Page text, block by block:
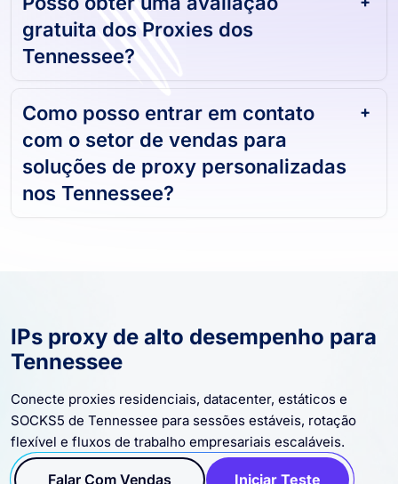
gratuita dos Proxies dos
Tennessee?
Como posso entrar em contato
com o setor de vendas para
soluções de proxy personalizadas
nos Tennessee?
IPs proxy de alto desempenho para
Tennessee
Conecte proxies residenciais, datacenter, estáticos e
SOCKS5 de Tennessee para sessões estáveis, rotação
flexível e fluxos de trabalho empresariais escaláveis.
Falar Com Vendas Iniciar Teste